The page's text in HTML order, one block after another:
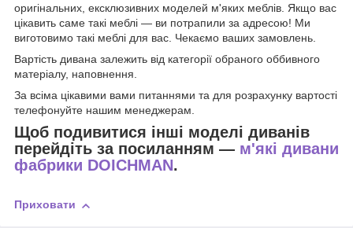
оригінальних, ексклюзивних моделей м'яких меблів. Якщо вас
цікавить саме такі меблі — ви потрапили за адресою! Ми
виготовимо такі меблі для вас. Чекаємо ваших замовлень.
Вартість дивана залежить від категорії обраного оббивного
матеріалу, наповнення.
За всіма цікавими вами питаннями та для розрахунку вартості
телефонуйте нашим менеджерам.
Щоб подивитися інші моделі диванів
перейдіть за посиланням — м'які дивани
фабрики DOICHMAN.
Приховати